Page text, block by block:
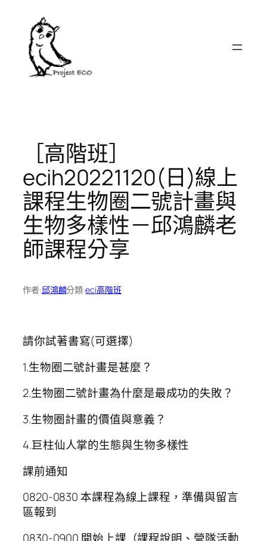
［高階班］
ecih20221120(日)線上
課程生物圈二號計畫與
生物多樣性－邱鴻麟老
師課程分享
作者:邱鴻麟分類:eci高階班
請你試著書寫(可選擇)
1.生物圈二號計畫是甚麼？
2.生物圈二號計畫為什麼是最成功的失敗？
3.生物圈計畫的價值與意義？
4.巨柱仙人掌的生態與生物多樣性
課前通知
0820-0830 本課程為線上課程，準備與留言
區報到
0830-0900 開始上課（課程說明、營隊活動